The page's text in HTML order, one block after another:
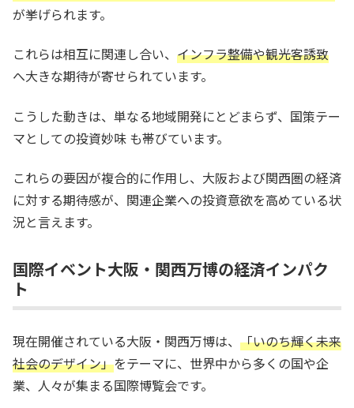
が挙げられます。
これらは相互に関連し合い、 インフラ整備や観光客誘致
へ大きな期待が寄せられています。
こうした動きは、単なる地域開発にとどまらず、国策テー
マとしての投資妙味 も帯びています。
これらの要因が複合的に作用し、大阪および関西圏の経済
に対する期待感が、関連企業への投資意欲を高めている状
況と言えます。
国際イベント大阪・関西万博の経済インパク
ト
現在開催されている大阪・関西万博は、 「いのち輝く未来
社会のデザイン」をテーマに、世界中から多くの国や企
業、人々が集まる国際博覧会です。